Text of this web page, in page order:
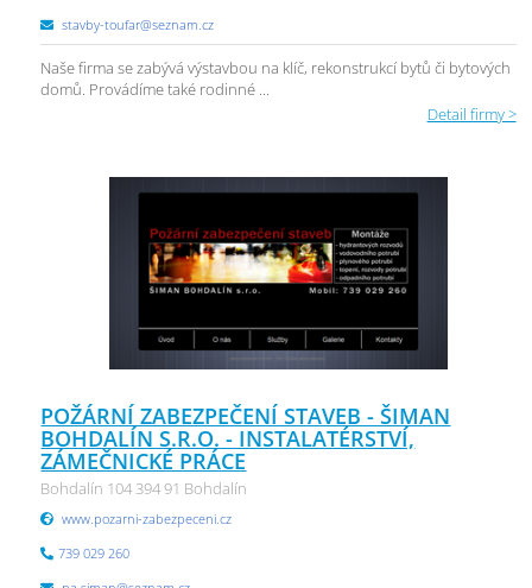
stavby-toufar@seznam.cz
Naše firma se zabývá výstavbou na klíč, rekonstrukcí bytů či bytových
domů. Provádíme také rodinné ...
Detail firmy >
POŽÁRNÍ ZABEZPEČENÍ STAVEB - ŠIMAN
BOHDALÍN S.R.O. - INSTALATÉRSTVÍ,
ZÁMEČNICKÉ PRÁCE
Bohdalín 104 394 91 Bohdalín
www.pozarni-zabezpeceni.cz
739 029 260